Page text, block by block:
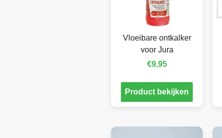
Vloeibare ontkalker
voor Jura
€9,95
Product bekijken